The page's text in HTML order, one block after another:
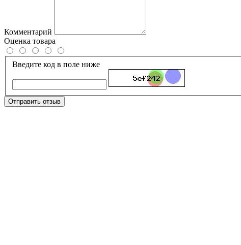
Комментарий
Оценка товара
Введите код в поле ниже
Отправить отзыв